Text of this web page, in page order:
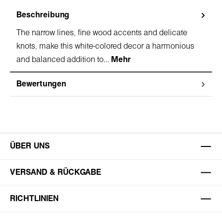
Beschreibung
The narrow lines, fine wood accents and delicate
knots, make this white-colored decor a harmonious
and balanced addition to… Mehr
Bewertungen
ÜBER UNS
VERSAND & RÜCKGABE
RICHTLINIEN